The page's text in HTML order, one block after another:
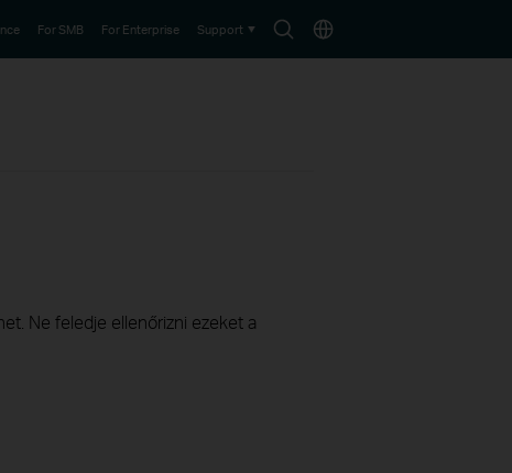
SearchChoose
For SMB For Enterprise Support
Ne feledje ellenőrizni ezeket a